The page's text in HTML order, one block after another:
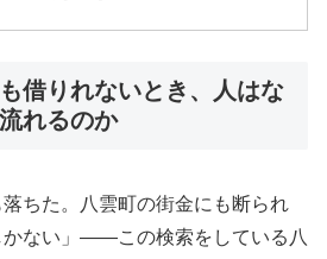
借りれないとき、人はな
れるのか
落ちた。八雲町の街金にも断られ
かない」——この検索をしている八